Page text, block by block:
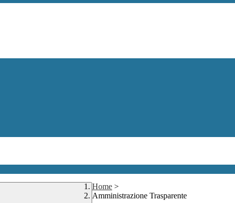
Home >
Amministrazione Trasparente